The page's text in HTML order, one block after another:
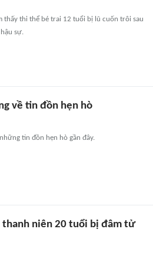
thấy thi thể bé trai 12 tuổi bị lũ cuốn trôi sau
sự.
về tin đồn hẹn hò
tin đồn hẹn hò gần đây.
thanh niên 20 tuổi bị đâm tử